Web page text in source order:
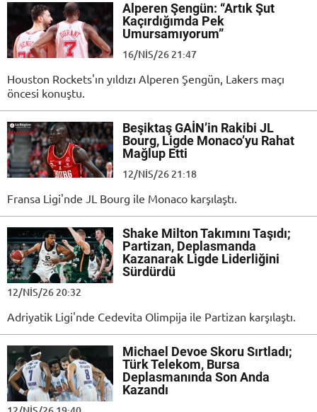
Alperen Şengün: “Artık Şut
Kaçırdığımda Pek
Umursamıyorum”
16/NIS/26 21:47
Houston Rockets'ın yıldızı Alperen Şengün, Lakers maçı
öncesi konuştu.
Beşiktaş GAİN’in Rakibi JL
Bourg, Ligde Monaco’yu Rahat
Mağlup Etti
12/NIS/26 21:18
Fransa Ligi'nde JL Bourg ile Monaco karşılaştı.
Shake Milton Takımını Taşıdı;
Partizan, Deplasmanda
Kazanarak Ligde Liderliğini
Sürdürdü
12/NIS/26 20:32
Adriyatik Ligi'nde Cedevita Olimpija ile Partizan karşılaştı.
Michael Devoe Skoru Sırtladı;
Türk Telekom, Bursa
Deplasmanında Son Anda
Kazandı